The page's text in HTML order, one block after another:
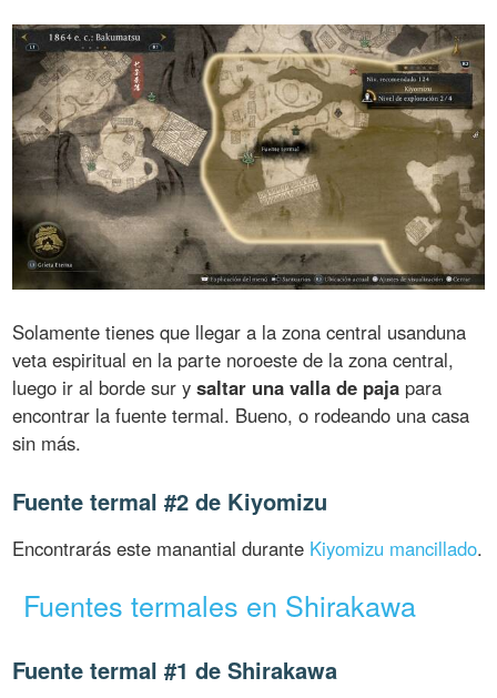
Solamente tienes que llegar a la zona central usanduna
veta espiritual en la parte noroeste de la zona central,
luego ir al borde sur ysaltar una valla de paja para
encontrar la fuente termal. Bueno, o rodeando una casa
sin más.
Fuente termal #2 de Kiyomizu
Encontrarás este manantial durante Kiyomizu mancillado.
Fuentes termales en Shirakawa
Fuente termal #1 de Shirakawa